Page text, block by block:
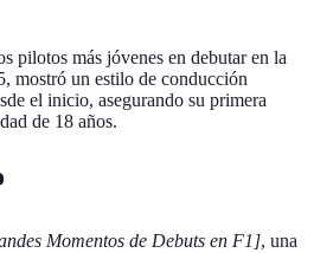
pilotos más jóvenes en debutar en la
mostró un estilo de conducción
el inicio, asegurando su primera
de 18 años.
Momentos de Debuts en F1], una